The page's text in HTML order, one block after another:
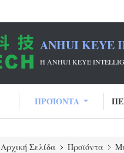
ANHUI KEYE
Η ANHUI KEYE
ΠΡΟΪΌΝΤΑ
Αρχική Σελίδα Προϊόντα